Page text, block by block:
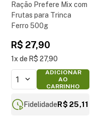
Ração Prefere Mix com
Frutas para Trinca
Ferro 500g
R$ 27,90
1 R$ 27,90
1
ADICIONAR
AO
CARRINHO
FidelidadeR$ 25,11